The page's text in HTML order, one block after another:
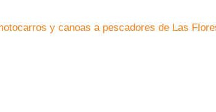
y canoas a pescadores de Las